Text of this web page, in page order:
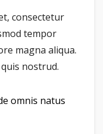
consectetur
tempor
magna aliqua.
nostrud.
omnis natus